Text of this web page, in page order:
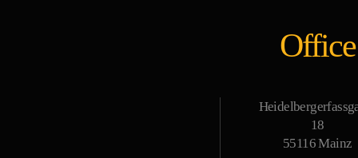
Office
18
55116 Mainz